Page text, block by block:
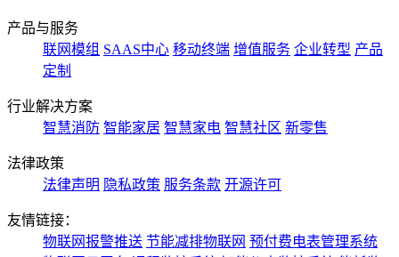
产品与服务
联网模组 SAAS中心 移动终端 增值服务 企业转型 产品
定制
行业解决方案
智慧消防 智能家居 智慧家电 智慧社区 新零售
法律政策
法律声明 隐私政策 服务条款 开源许可
友情链接：
物联网报警推送 节能减排物联网 预付费电表管理系统